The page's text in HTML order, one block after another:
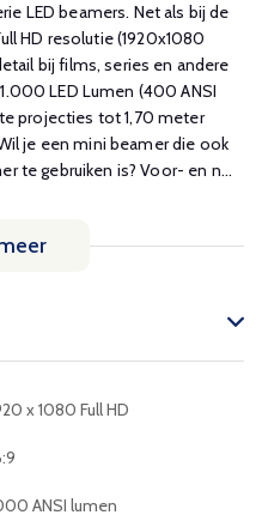
LED beamers. Net als bij de
HD resolutie (1920x1080
bij films, series en andere
LED Lumen (400 ANSI
projecties tot 1,70 meter
je een mini beamer die ook
te gebruiken is? Voor- en n...
x 1080 Full HD
ANSI lumen